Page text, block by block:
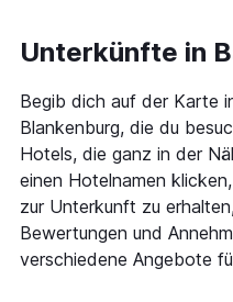
Unterkünfte in
Begib dich auf der Karte
Blankenburg, die du
Hotels, die ganz in der
einen Hotelnamen
zur Unterkunft zu
Bewertungen und
verschiedene Angebote